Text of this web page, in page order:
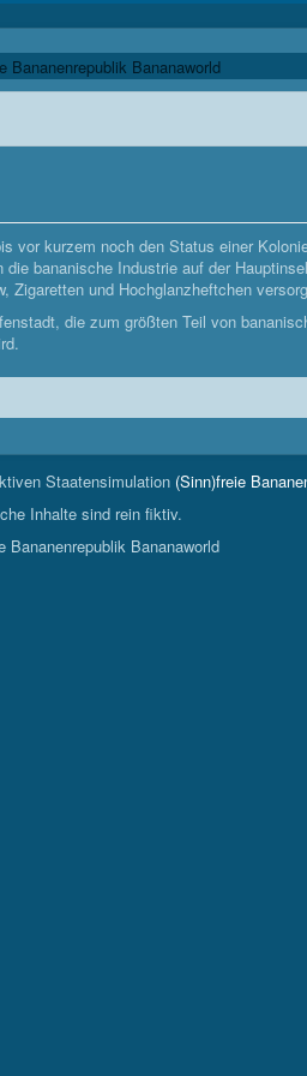
vor kurzem noch den Status einer
bananische Industrie auf der
Zigaretten und Hochglanzheftchen
die zum größten Teil von
Staatensimulation (Sinn)freie
Inhalte sind rein fiktiv.
Bananenrepublik Bananaworld